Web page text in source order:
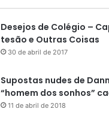
Desejos de Colégio –
tesão e Outras Coisas
30 de abril de 2017
Supostas nudes de
“homem dos sonhos”
11 de abril de 2018